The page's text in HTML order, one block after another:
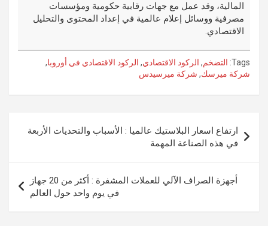
المالية، وقد عمل مع جهات رقابية حكومية ومؤسسات
مصرفية ووسائل إعلام عالمية في إعداد المحتوى والتحليل
الاقتصادي.
Tags: التضخم, الركود الاقتصادي, الركود الاقتصادي في أوروبا,
شركة ميرسك, شركة ميرسيدس
المقالات
ارتفاع اسعار البلاستيك عالميا : الأسباب والتحديات الأربعة
في هذه الصناعة المهمة
أجهزة الصراف الآلي للعملات المشفرة : أكثر من 20 جهاز
في يوم واحد حول العالم